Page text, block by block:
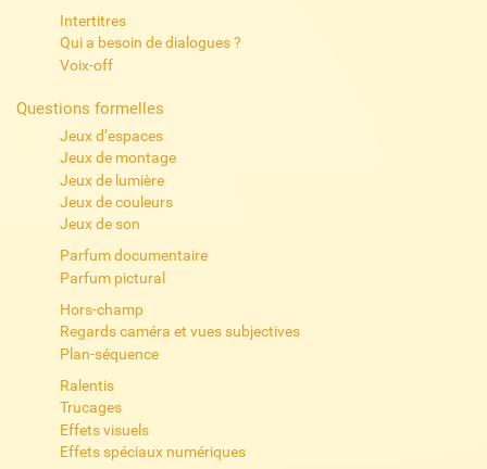
Intertitres
Qui a besoin de dialogues ?
Voix-off
Questions formelles
Jeux d’espaces
Jeux de montage
Jeux de lumière
Jeux de couleurs
Jeux de son
Parfum documentaire
Parfum pictural
Hors-champ
Regards caméra et vues subjectives
Plan-séquence
Ralentis
Trucages
Effets visuels
Effets spéciaux numériques